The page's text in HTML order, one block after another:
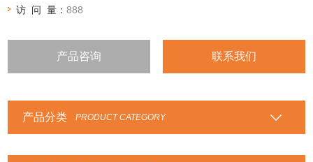
访 问 量：888
产品咨询 联系我们
产品分类 PRODUCT CATEGORY